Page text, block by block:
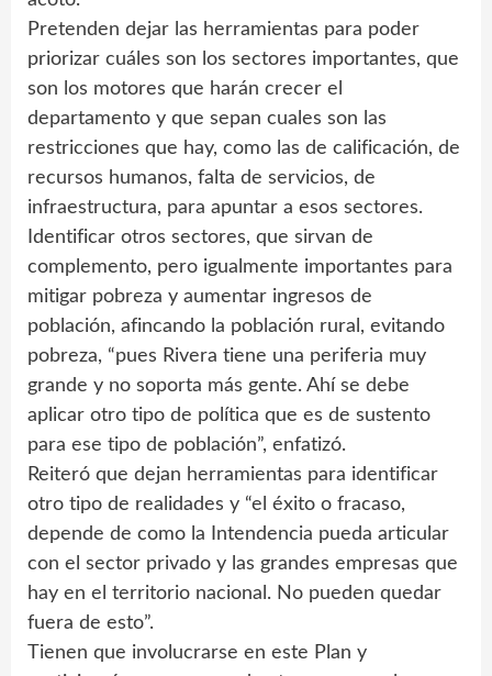
Pretenden dejar las herramientas para poder
priorizar cuáles son los sectores importantes, que
son los motores que harán crecer el
departamento y que sepan cuales son las
restricciones que hay, como las de calificación, de
recursos humanos, falta de servicios, de
infraestructura, para apuntar a esos sectores.
Identificar otros sectores, que sirvan de
complemento, pero igualmente importantes para
mitigar pobreza y aumentar ingresos de
población, afincando la población rural, evitando
pobreza, “pues Rivera tiene una periferia muy
grande y no soporta más gente. Ahí se debe
aplicar otro tipo de política que es de sustento
para ese tipo de población”, enfatizó.
Reiteró que dejan herramientas para identificar
otro tipo de realidades y “el éxito o fracaso,
depende de como la Intendencia pueda articular
con el sector privado y las grandes empresas que
hay en el territorio nacional. No pueden quedar
fuera de esto”.
Tienen que involucrarse en este Plan y